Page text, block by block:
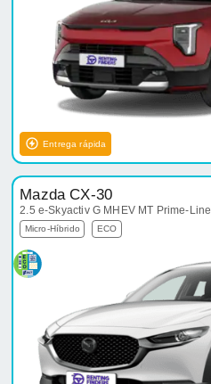
Entrega rápida
Mazda CX-30
2.5 e-Skyactiv G MHEV MT Prime-Line
Micro-Híbrido ECO